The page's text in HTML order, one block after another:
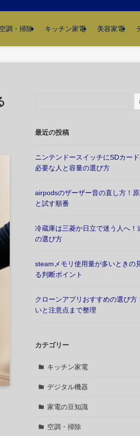
調・掃除 キッチン家電 美容家電
最近の投稿
ニンテンドースイッチにSDカー
必要な人と容量の選び方
airpodsのザーザー音の直し方！
と試す順番
冷蔵庫は三菱か日立で迷う人へ！
の選び方
steamメモリ使用量が多いときの
る判断ポイント
クローンアプリおすすめの選び方
いと注意点まで整理
カテゴリー
キッチン家電
デジタル機器
家電の豆知識
空調・掃除